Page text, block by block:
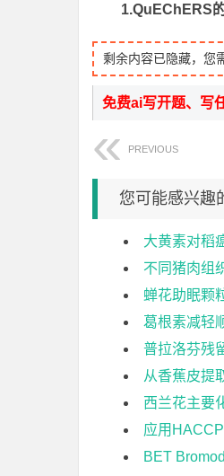
1.QuEChERS
剩余内容已隐藏，您
免费ai写开题、写
PREVIOUS
您可能感兴趣
大黄素对稻
不同猪肉组
蝉花助眠颗
葛根素减轻
普拉洛芬残
从香蕉皮提
西兰花主要
应用
BET